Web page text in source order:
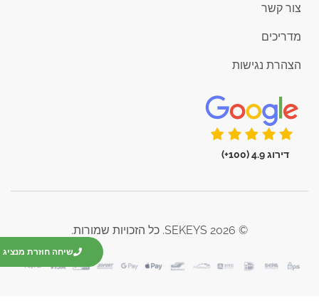
שיחה חוזרת מנציג
צור קשר
מדריכים
הצהרת נגישות
דירוג 4.9 (100+)
© 2026 SEKEYS. כל הזכויות שמורות.